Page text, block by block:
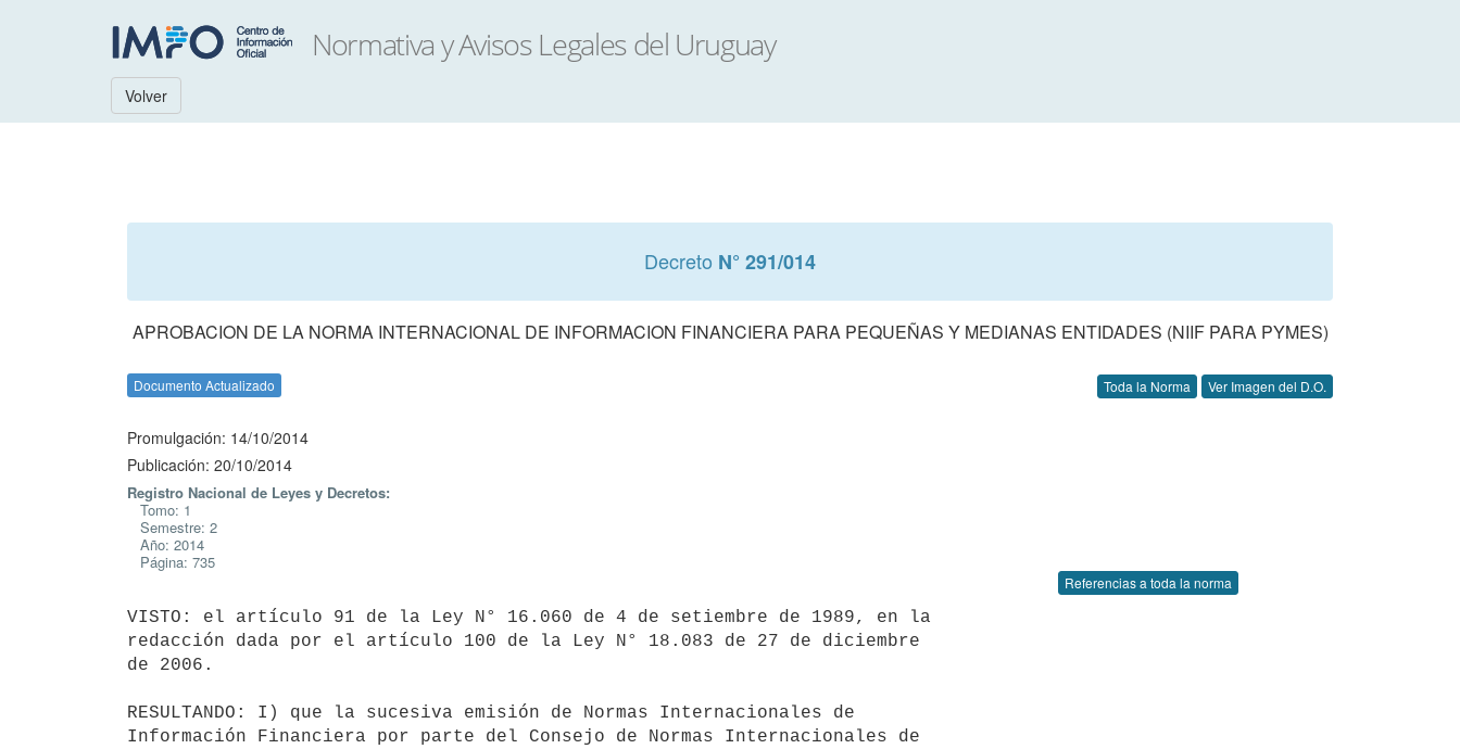
Volver
Decreto N° 291/014
APROBACION DE LA NORMA INTERNACIONAL DE INFORMACION FINANCIERA PARA PEQUEÑAS Y MEDIANAS ENTIDADES (NIIF PARA PYMES)
Documento Actualizado Toda la Norma Ver Imagen del D.O.
Promulgación: 14/10/2014
Publicación: 20/10/2014
Registro Nacional de Leyes y Decretos:
Tomo: 1
Semestre: 2
Año: 2014
Página: 735
Referencias a toda la norma
VISTO: el artículo 91 de la Ley N° 16.060 de 4 de setiembre de 1989, en la
redacción dada por el artículo 100 de la Ley N° 18.083 de 27 de diciembre
de 2006.
RESULTANDO: I) que la sucesiva emisión de Normas Internacionales de
Información Financiera por parte del Consejo de Normas Internacionales de